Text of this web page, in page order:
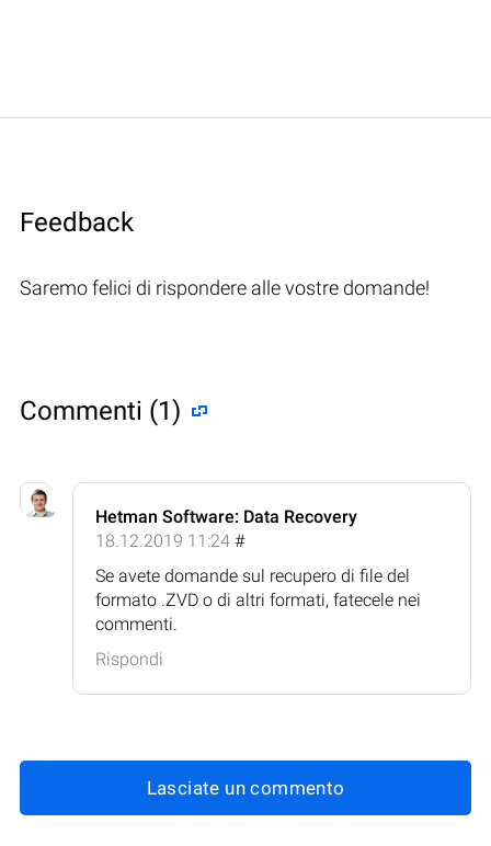
Feedback
Saremo felici di rispondere alle vostre domande!
Commenti (1)
Hetman Software: Data Recovery
18.12.2019 11:24 #
Se avete domande sul recupero di file del
formato .ZVD o di altri formati, fatecele nei
commenti.
Rispondi
Lasciate un commento